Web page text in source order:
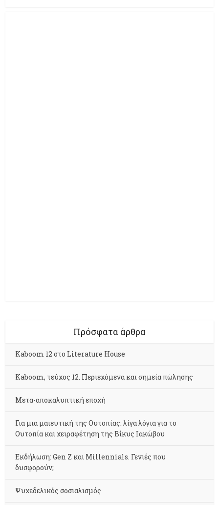
Πρόσφατα άρθρα
Kaboom 12 στο Literature House
Kaboom, τεύχος 12. Περιεχόμενα και σημεία πώλησης
Μετα-αποκαλυπτική εποχή
Για μια μαιευτική της Ουτοπίας: λίγα λόγια για το
Ουτοπία και χειραφέτηση της Βίκυς Ιακώβου
Εκδήλωση: Gen Z και Millennials. Γενιές που
δυσφορούν;
Ψυχεδελικός σοσιαλισμός